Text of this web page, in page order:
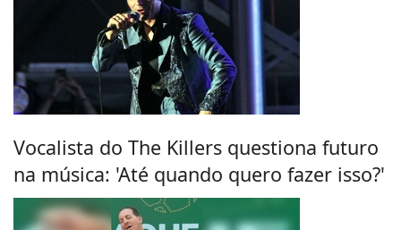
Vocalista do The Killers questiona futuro
na música: 'Até quando quero fazer isso?'